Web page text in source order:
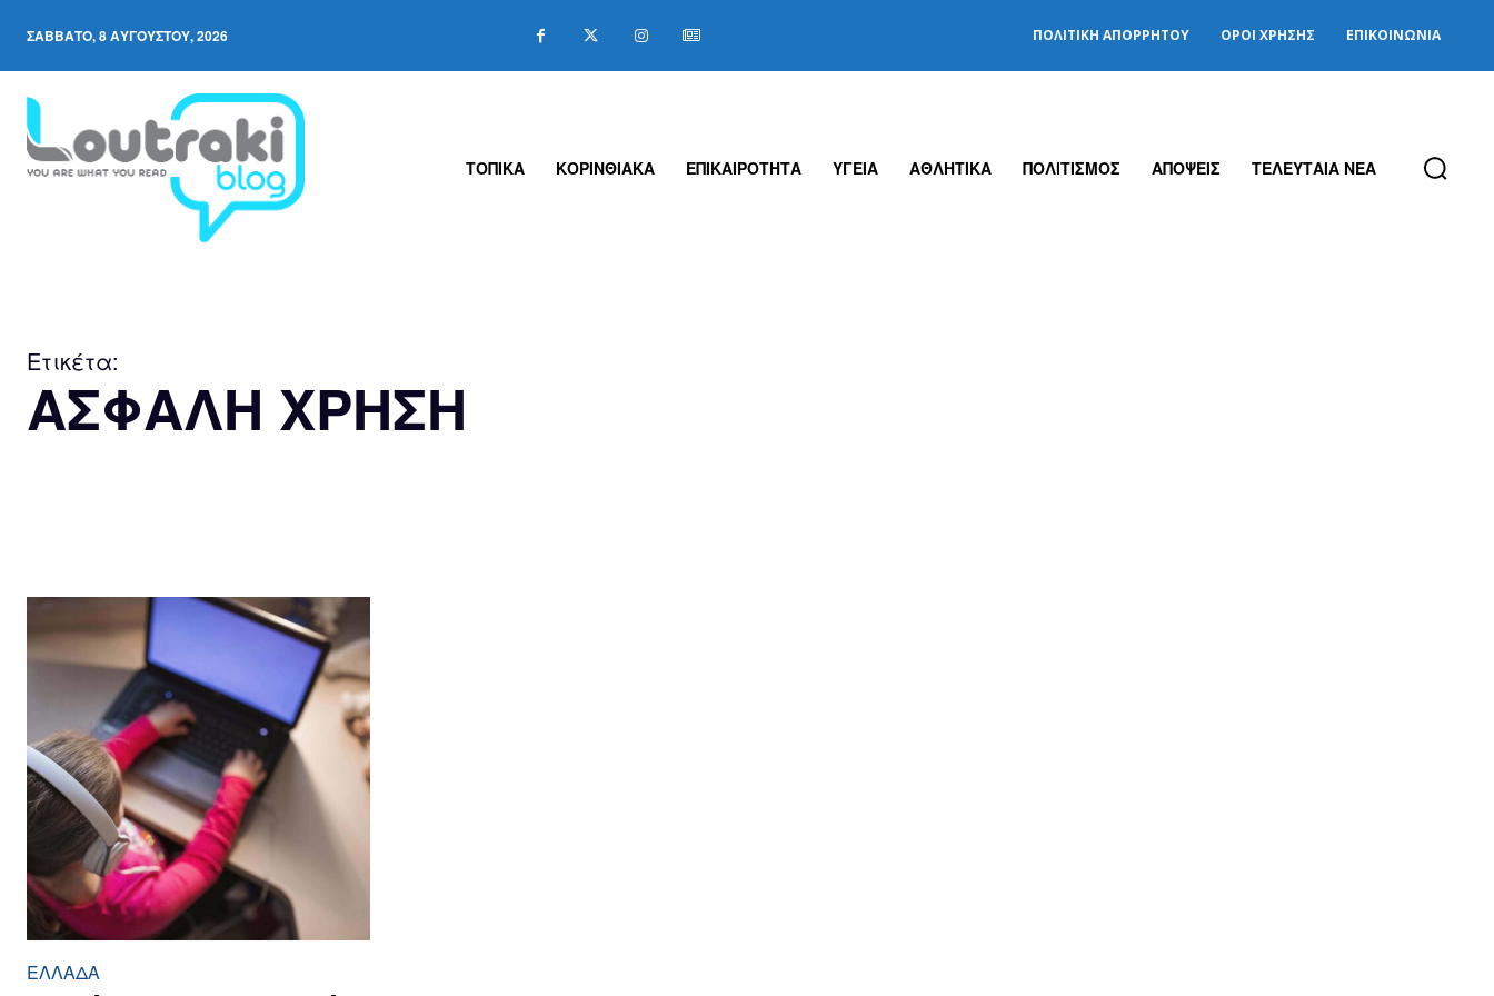
ΣΆΒΒΑΤΟ, 8 ΑΥΓΟΎΣΤΟΥ, 2026 ΠΟΛΙΤΙΚΉ ΑΠΟΡΡΉΤΟΥ ΌΡΟΙ ΧΡΉΣΗΣ ΕΠΙΚΟΙΝΩΝΊΑ
ΤΟΠΙΚΑ ΚΟΡΙΝΘΙΑΚΑ ΕΠΙΚΑΙΡΟΤΗΤΑ ΥΓΕΙΑ ΑΘΛΗΤΙΚΑ ΠΟΛΙΤΙΣΜΟΣ ΑΠΟΨΕΙΣ ΤΕΛΕΥΤΑΙΑ ΝΕΑ
Ετικέτα:
ΑΣΦΑΛΗ ΧΡΗΣΗ
ΕΛΛΆΔΑ